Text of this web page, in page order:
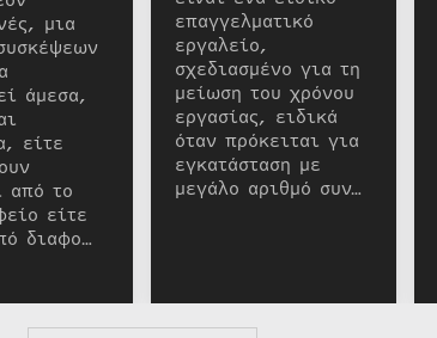
μια
άμεσα,
είτε
από το
είτε
διαφο…
επαγγελματικό
εργαλείο,
σχεδιασμένο για τη
μείωση του χρόνου
εργασίας, ειδικά
όταν πρόκειται για
εγκατάσταση με
μεγάλο αριθμό συν…